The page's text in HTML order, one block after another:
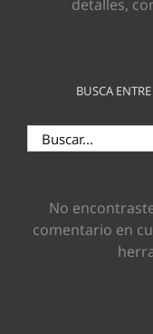
detalles,
BUSCA
Buscar:
No
comentario en